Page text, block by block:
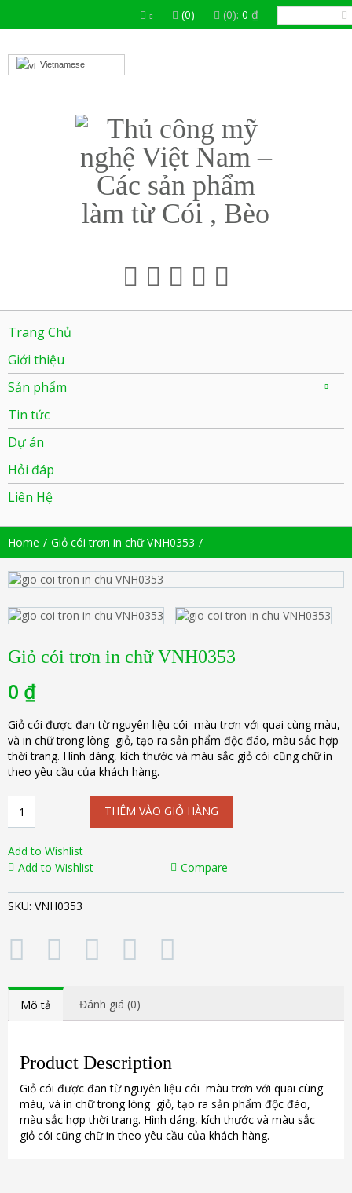
(0) (0): 0 ₫
Vietnamese
Trang Chủ
Giới thiệu
Sản phẩm
Tin tức
Dự án
Hỏi đáp
Liên Hệ
Home Giỏ cói trơn in chữ VNH0353
Giỏ cói trơn in chữ VNH0353
0 ₫
Giỏ cói được đan từ nguyên liệu cói màu trơn với quai cùng màu,
và in chữ trong lòng giỏ, tạo ra sản phẩm độc đáo, màu sắc hợp
thời trang. Hình dáng, kích thước và màu sắc giỏ cói cũng chữ in
theo yêu cầu của khách hàng.
cói
in
chữ
số
lượng
THÊM VÀO GIỎ HÀNG
Add to Wishlist
Add to Wishlist
Compare
SKU: VNH0353
Mô tả Đánh giá (0)
Product Description
Giỏ cói được đan từ nguyên liệu cói màu trơn với quai cùng
màu, và in chữ trong lòng giỏ, tạo ra sản phẩm độc đáo,
màu sắc hợp thời trang. Hình dáng, kích thước và màu sắc
giỏ cói cũng chữ in theo yêu cầu của khách hàng.